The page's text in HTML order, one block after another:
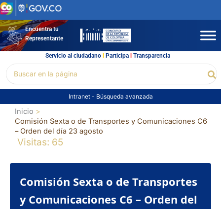
Ir
al
contenidoEncuentra tu
Representante
Servicio al ciudadano l Participal Transparencia
por:
Intranet - Búsqueda avanzada
Inicio
Comisión Sexta o de Transportes y Comunicaciones C6
– Orden del día 23 agosto
Visitas: 65
Comisión Sexta o de Transportes
y Comunicaciones C6 – Orden del